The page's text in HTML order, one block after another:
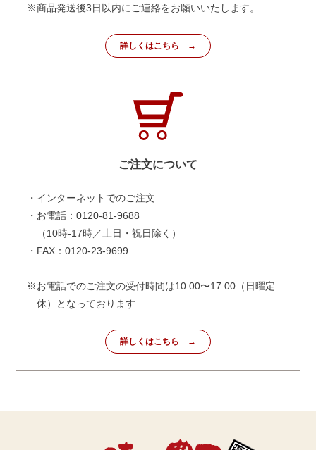
※商品発送後3日以内にご連絡をお願いいたします。
詳しくはこちら
ご注文について
・インターネットでのご注文
・お電話：0120-81-9688
（10時-17時／土日・祝日除く）
・FAX：0120-23-9699
※お電話でのご注文の受付時間は10:00〜17:00（日曜定
休）となっております
詳しくはこちら